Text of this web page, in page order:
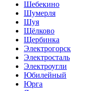
Шебекино
Шумерля
Шуя
Щёлково
Щербинка
Электрогорск
Электросталь
Электроугли
Юбилейный
Юрга